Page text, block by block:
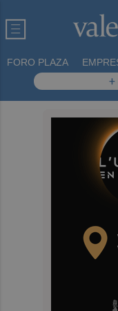
FORO PLAZA
+